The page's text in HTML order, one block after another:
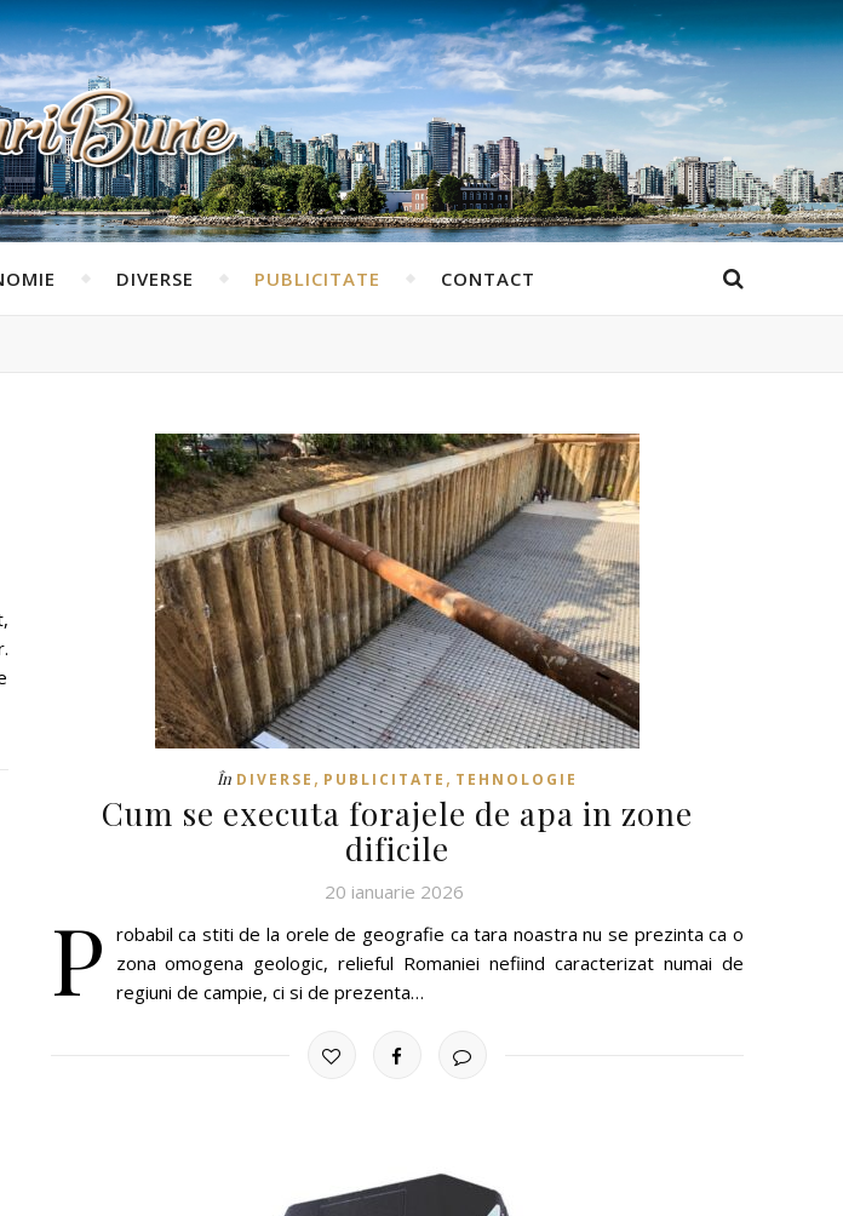
DIVERSE PUBLICITATE CONTACT
În DIVERSE , PUBLICITATE , TEHNOLOGIE
Cum se executa forajele de apa in zone
dificile
20 ianuarie 2026
P robabil ca stiti de la orele de geografie ca tara noastra nu se prezinta ca o
zona omogena geologic, relieful Romaniei nefiind caracterizat numai de
regiuni de campie, ci si de prezenta…